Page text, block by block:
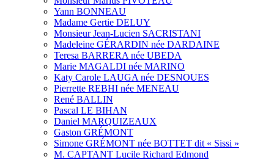
Yann BONNEAU
Madame Gertie DELUY
Monsieur Jean-Lucien SACRISTANI
Madeleine GÉRARDIN née DARDAINE
Teresa BARRERA née UBEDA
Marie MAGALDI née MARINO
Katy Carole LAUGA née DESNOUES
Pierrette REBHI née MENEAU
René BALLIN
Pascal LE BIHAN
Daniel MARQUIZEAUX
Gaston GRÉMONT
Simone GRÉMONT née BOTTET dit « Sissi »
M. CAPTANT Lucile Richard Edmond